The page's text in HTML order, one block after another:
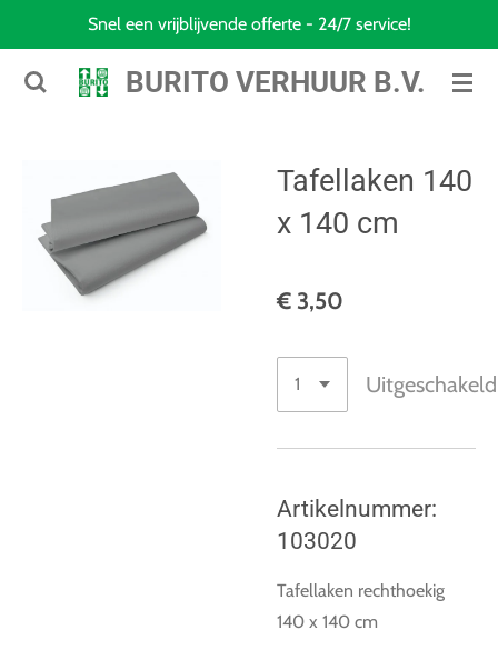
naar
BURITO VERHUUR B.V.
Snel een vrijblijvende offerte - 24/7 service!
Tafellaken 140
x 140 cm
€ 3,50
Uitgeschakeld
Artikelnummer:
103020
Tafellaken rechthoekig
140 x 140 cm